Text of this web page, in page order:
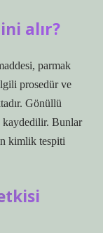
alır?
parmak
prosedür ve
Gönüllü
kaydedilir. Bunlar
kimlik tespiti